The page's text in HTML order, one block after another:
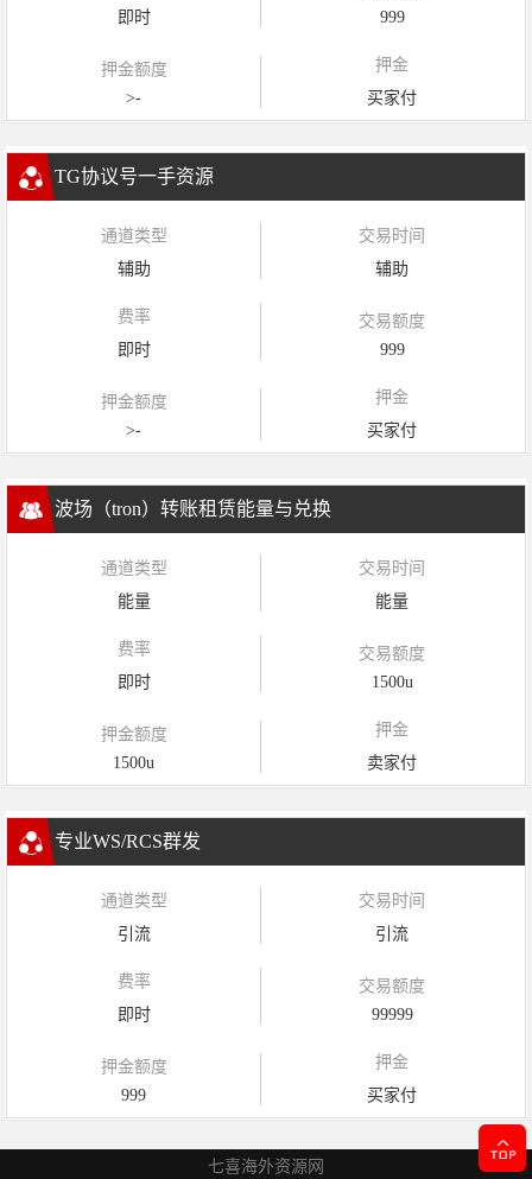
即时
999
押金额度
>-
押金
买家付
TG协议号一手资源
通道类型
辅助
交易时间
辅助
费率
即时
交易额度
999
押金额度
>-
押金
买家付
波场（tron）转账租赁能量与兑换
通道类型
能量
交易时间
能量
费率
即时
交易额度
1500u
押金额度
1500u
押金
卖家付
专业WS/RCS群发
通道类型
引流
交易时间
引流
费率
即时
交易额度
99999
押金额度
999
押金
买家付
七喜海外资源网